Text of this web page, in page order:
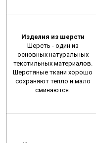
Изделия из шерсти
Шерсть - один из
основных натуральных
текстильных материалов.
Шерстяные ткани хорошо
сохраняют тепло и мало
сминаются.